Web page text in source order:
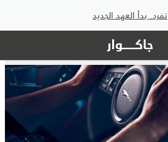
تفرد. بدأ العهد الجديد